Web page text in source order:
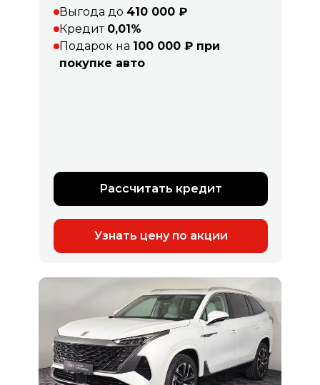
Рассчитать кредит
Узнать цену по акции
Выгода до 410 000 ₽
Кредит 0,01%
Подарок на 100 000 ₽ при
покупке авто